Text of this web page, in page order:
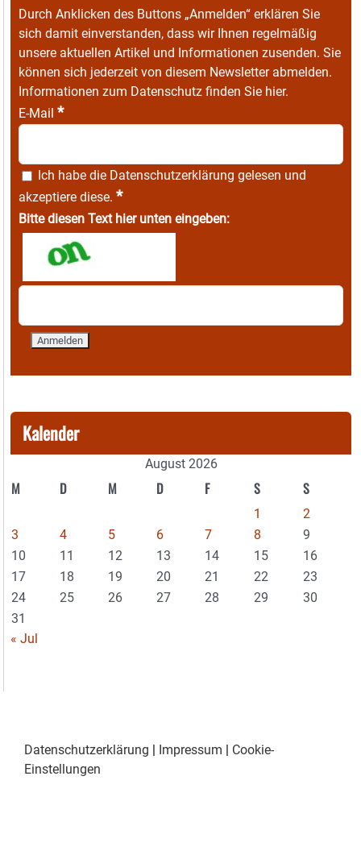
Durch Anklicken des Buttons „Anmelden“ erklären Sie
sich damit einverstanden, dass wir Ihnen regelmäßig
unsere aktuellen Artikel und Informationen zusenden. Sie
können sich jederzeit von diesem Newsletter abmelden.
Informationen zum Datenschutz finden Sie hier.
E-Mail *
Ich habe die Datenschutzerklärung gelesen und
akzeptiere diese. *
Bitte diesen Text hier unten eingeben:
Kalender
August 2026
M D M D F S S
1
2
3
4 5 6 7 8
9
10
11 12 13 14 15
16
17
18 19 20 21 22
23
24
25 26 27 28 29
30
31
« Jul
Datenschutzerklärung Impressum
Cookie-
Einstellungen